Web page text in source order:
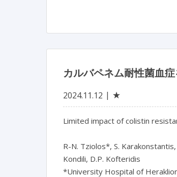
カルバペネム耐性菌血
2024.11.12 ★
Limited impact of colistin
R-N. Tziolos*, S.
Kondili, D.P. Kofteridis
*University Hospital of